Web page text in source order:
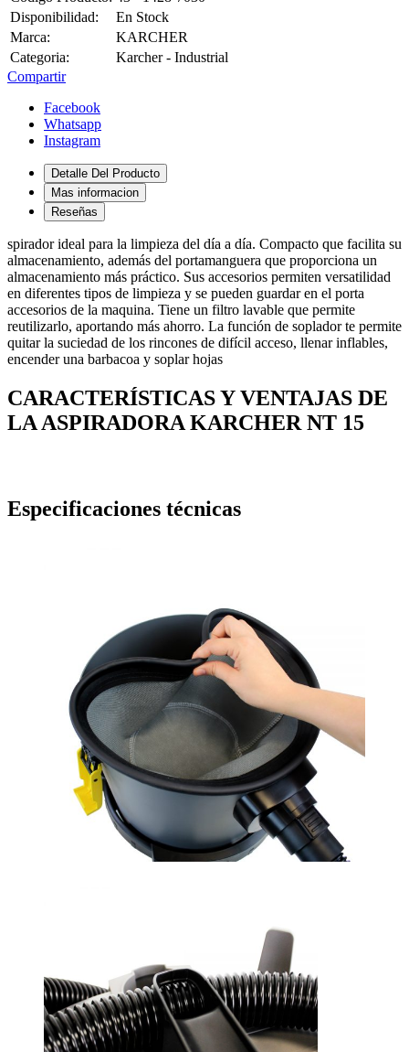
Disponibilidad:
En Stock
Marca:
KARCHER
Categoria:
Karcher - Industrial
Compartir
Facebook
Whatsapp
Instagram
Detalle Del Producto
Mas informacion
Reseñas
spirador ideal para la limpieza del día a día. Compacto que facilita su
almacenamiento, además del portamanguera que proporciona un
almacenamiento más práctico. Sus accesorios permiten versatilidad
en diferentes tipos de limpieza y se pueden guardar en el porta
accesorios de la maquina. Tiene un filtro lavable que permite
reutilizarlo, aportando más ahorro. La función de soplador te permite
quitar la suciedad de los rincones de difícil acceso, llenar inflables,
encender una barbacoa y soplar hojas
CARACTERÍSTICAS Y VENTAJAS DE
LA ASPIRADORA KARCHER NT 15
Especificaciones técnicas